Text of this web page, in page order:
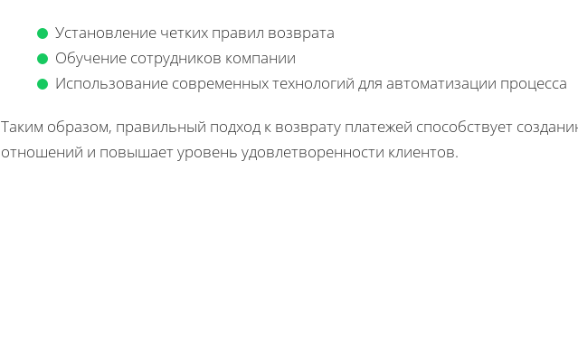
Установление четких правил возврата
Обучение сотрудников компании
Использование современных технологий для автоматизации процесса
Таким образом, правильный подход к возврату платежей способствует
отношений и повышает уровень удовлетворенности клиентов.